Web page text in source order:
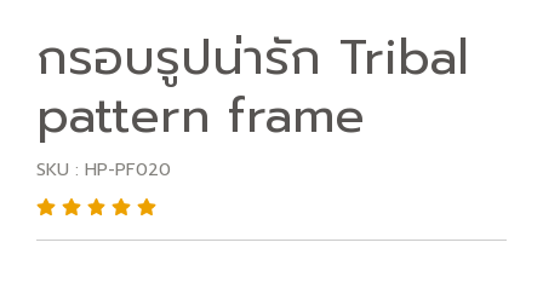
กรอบรูปน่ารัก Tribal
pattern frame
SKU : HP-PF020